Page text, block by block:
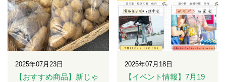
2025年07月23日
【おすすめ商品】新じゃ
2025年07月18日
【イベント情報】7月19